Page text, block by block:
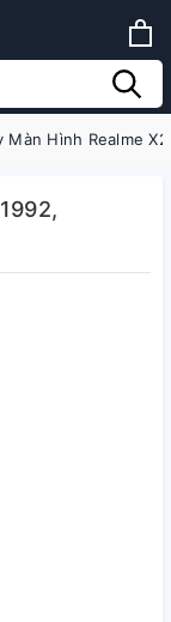
Màn Hình Realme